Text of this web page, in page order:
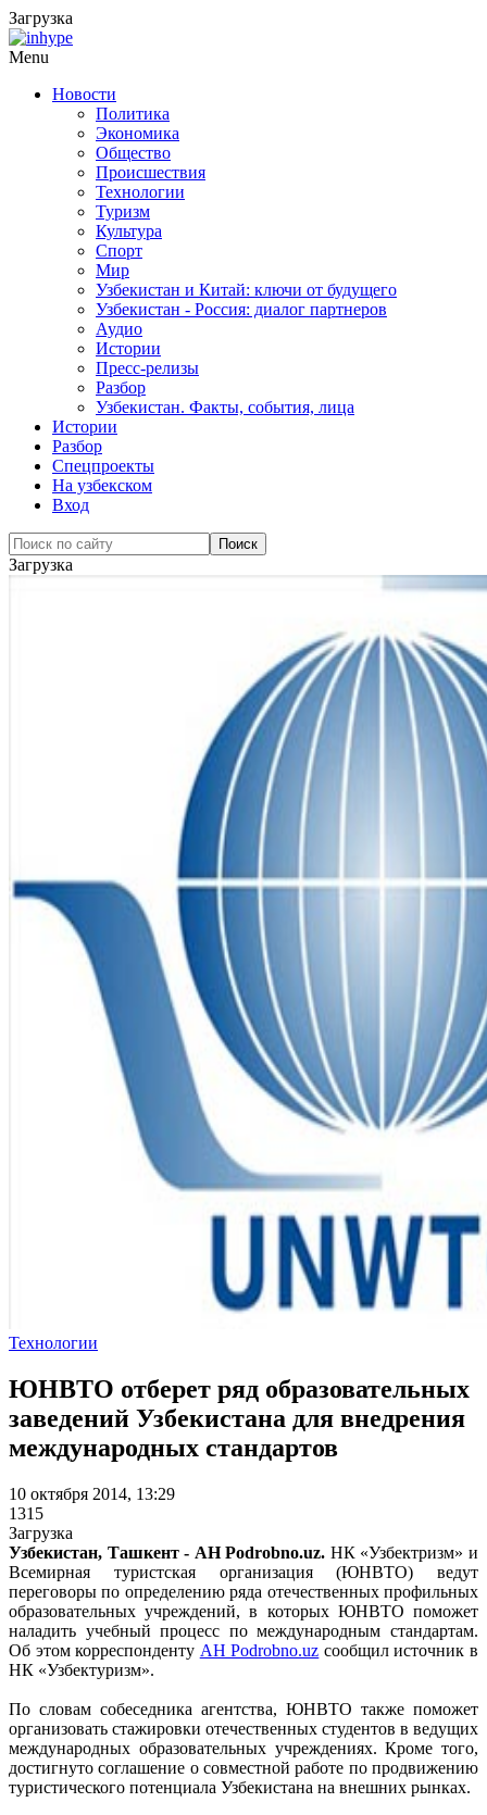
Загрузка
Menu
Новости
Политика
Экономика
Общество
Происшествия
Технологии
Туризм
Культура
Спорт
Мир
Узбекистан и Китай: ключи от будущего
Узбекистан - Россия: диалог партнеров
Аудио
Истории
Пресс-релизы
Разбор
Узбекистан. Факты, события, лица
Истории
Разбор
Спецпроекты
На узбекском
Вход
Загрузка
Технологии
ЮНВТО отберет ряд образовательных
заведений Узбекистана для внедрения
международных стандартов
10 октября 2014, 13:29
1315
Загрузка
Узбекистан, Ташкент - АН Podrobno.uz. НК «Узбектризм» и
Всемирная туристская организация (ЮНВТО) ведут
переговоры по определению ряда отечественных профильных
образовательных учреждений, в которых ЮНВТО поможет
наладить учебный процесс по международным стандартам.
Об этом корреспонденту АН Podrobno.uz сообщил источник в
НК «Узбектуризм».
По словам собеседника агентства, ЮНВТО также поможет
организовать стажировки отечественных студентов в ведущих
международных образовательных учреждениях. Кроме того,
достигнуто соглашение о совместной работе по продвижению
туристического потенциала Узбекистана на внешних рынках.